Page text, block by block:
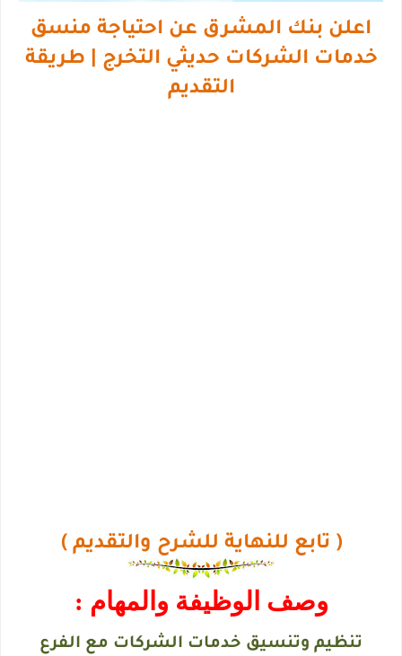
اعلن بنك المشرق عن احتياجة منسق
خدمات الشركات حديثي التخرج | طريقة
التقديم
( تابع للنهاية للشرح والتقديم )
وصف الوظيفة والمهام :
تنظيم وتنسيق خدمات الشركات مع الفرع